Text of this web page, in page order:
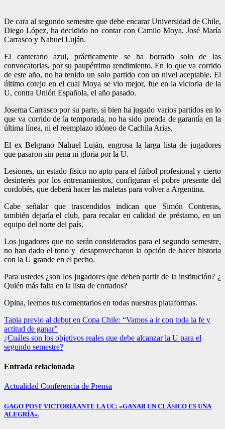
De cara al segundo semestre que debe encarar Universidad de Chile,
Diego López, ha decidido no contar con Camilo Moya, José María
Carrasco y Nahuel Luján.
El canterano azul, prácticamente se ha borrado solo de las
convocatorias, por su paupérrimo rendimiento. En lo que va corrido
de este año, no ha tenido un solo partido con un nivel aceptable. El
último cotejo en el cual Moya se vio mejor, fue en la victoria de la
U, contra Unión Española, el año pasado.
Josema Carrasco por su parte, si bien ha jugado varios partidos en lo
que va corrido de la temporada, no ha sido prenda de garantía en la
última línea, ni el reemplazo idóneo de Cachila Arias.
El ex Belgrano Nahuel Luján, engrosa la larga lista de jugadores
que pasaron sin pena ni gloria por la U.
Lesiones, un estado físico no apto para el fútbol profesional y cierto
desinterés por los entrenamientos, configuran el pobre presente del
cordobés, que deberá hacer las maletas para volver a Argentina.
Cabe señalar que trascendidos indican que Simón Contreras,
también dejaría el club, para recalar en calidad de préstamo, en un
equipo del norte del país.
Los jugadores que no serán considerados para el segundo semestre,
no han dado el tono y desaprovecharon la opción de hacer historia
con la U grande en el pecho.
Para ustedes ¿son los jugadores que deben partir de la institución? ¿
Quién más falta en la lista de cortados?
Opina, leemos tus comentarios en todas nuestras plataformas.
Navegación
de
entradas
Tapia previo al debut en Copa Chile: “Vamos a ir con toda la fe y
actitud de ganar”
¿Cuáles son los objetivos reales que debe alcanzar la U para el
segundo semestre?
Entrada relacionada
Actualidad Conferencia de Prensa
GAGO POST VICTORIA ANTE LA UC: «GANAR UN CLÁSICO ES UNA
ALEGRÍA».